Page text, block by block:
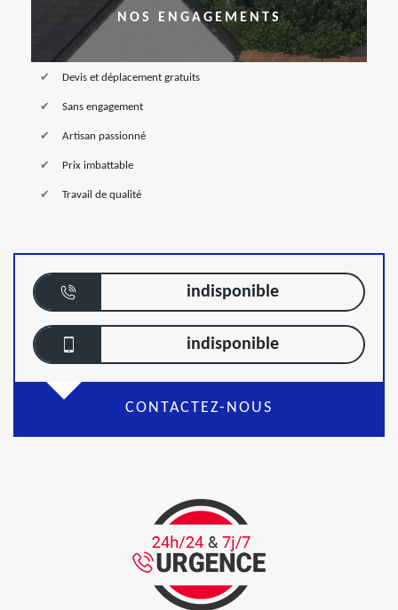
NOS ENGAGEMENTS
Devis et déplacement gratuits
Sans engagement
Artisan passionné
Prix imbattable
Travail de qualité
indisponible
indisponible
CONTACTEZ-NOUS